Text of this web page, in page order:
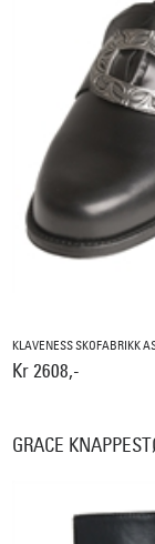
KLAVENESS SKOFABRIKK
Kr 2608,-
GRACE